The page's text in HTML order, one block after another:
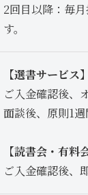
2回目以降：毎
す。
【選書サービス】
ご入金確認後、
面談後、原則1
【読書会・有料
ご入金確認後、